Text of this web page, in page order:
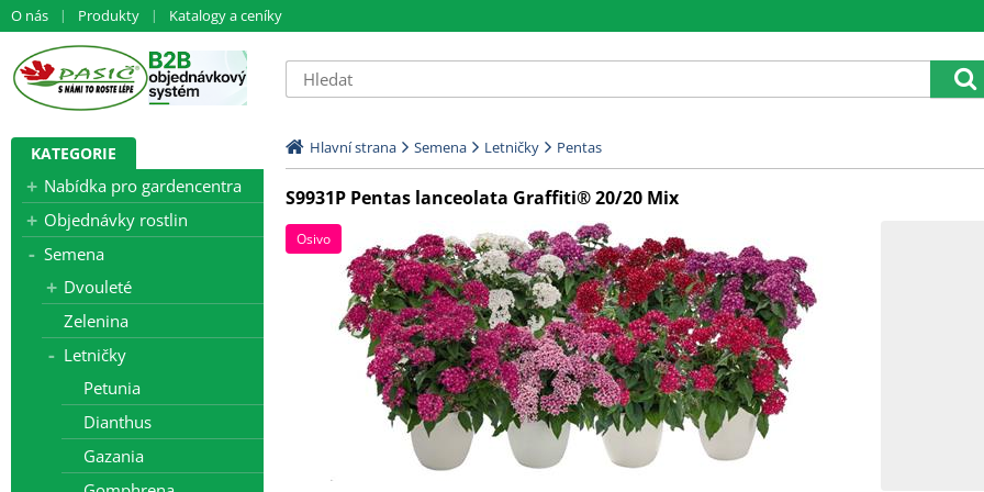
O nás Produkty Katalogy a ceníky
KATEGORIE
Nabídka pro gardencentra
Objednávky rostlin
Semena
Dvouleté
Zelenina
Letničky
Petunia
Dianthus
Gazania
Hlavní strana Semena Letničky Pentas
S9931P Pentas lanceolata Graffiti® 20/20 Mix
Osivo